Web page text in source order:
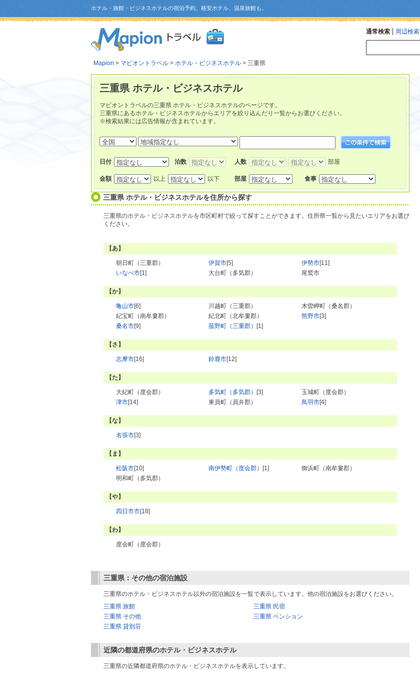
ホテル・旅館・ビジネスホテルの宿泊予約。格安ホテル、温泉旅館も。
通常検索 周辺検索
Mapion > マピオントラベル > ホテル・ビジネスホテル > 三重県
三重県 ホテル・ビジネスホテル
マピオントラベルの三重県 ホテル・ビジネスホテルのページです。
三重県にあるホテル・ビジネスホテルからエリアを絞り込んだり一覧からお選びください。
※検索結果には広告情報が含まれています。
日付 泊数 人数 部屋
金額 以上 以下 部屋 食事
三重県 ホテル・ビジネスホテルを住所から探す
三重県のホテル・ビジネスホテルを市区町村で絞って探すことができます。住所県一覧から見たいエリアをお選び
ください。
【あ】
朝日町（三重郡） 伊賀市[5] 伊勢市[11]
いなべ市[1] 大台町（多気郡） 尾鷲市
【か】
亀山市[6] 川越町（三重郡）
木曽岬町（桑名郡）
紀宝町（南牟婁郡）
紀北町（北牟婁郡） 熊野市[3]
桑名市[9] 菰野町（三重郡） [1]
【さ】
志摩市[16] 鈴鹿市[12]
【た】
大紀町（度会郡） 多気町（多気郡） [3]
玉城町（度会郡）
津市[14] 東員町（員弁郡） 鳥羽市[4]
【な】
名張市[3]
【ま】
松阪市[10] 南伊勢町（度会郡） [1]
御浜町（南牟婁郡）
明和町（多気郡）
【や】
四日市市[18]
【わ】
度会町（度会郡）
三重県：その他の宿泊施設
三重県のホテル・ビジネスホテル以外の宿泊施設を一覧で表示しています。他の宿泊施設をお選びください。
三重県 旅館
三重県 民宿
三重県 その他
三重県 ペンション
三重県 貸別荘
近隣の都道府県のホテル・ビジネスホテル
三重県の近隣都道府県のホテル・ビジネスホテルを表示しています。